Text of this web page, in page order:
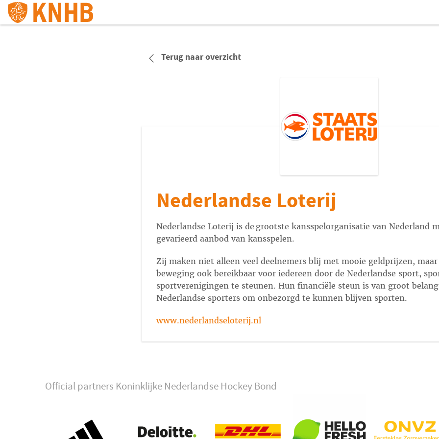
Terug naar overzicht
Nederlandse Loterij
Nederlandse Loterij is de grootste kansspelorganisatie van Nederland
gevarieerd aanbod van kansspelen.
Zij maken niet alleen veel deelnemers blij met mooie geldprijzen,
beweging ook bereikbaar voor iedereen door de Nederlandse sport,
sportverenigingen te steunen. Hun financiële steun is van groot
Nederlandse sporters om onbezorgd te kunnen blijven sporten.
www.nederlandseloterij.nl
Official partners Koninklijke Nederlandse Hockey Bond